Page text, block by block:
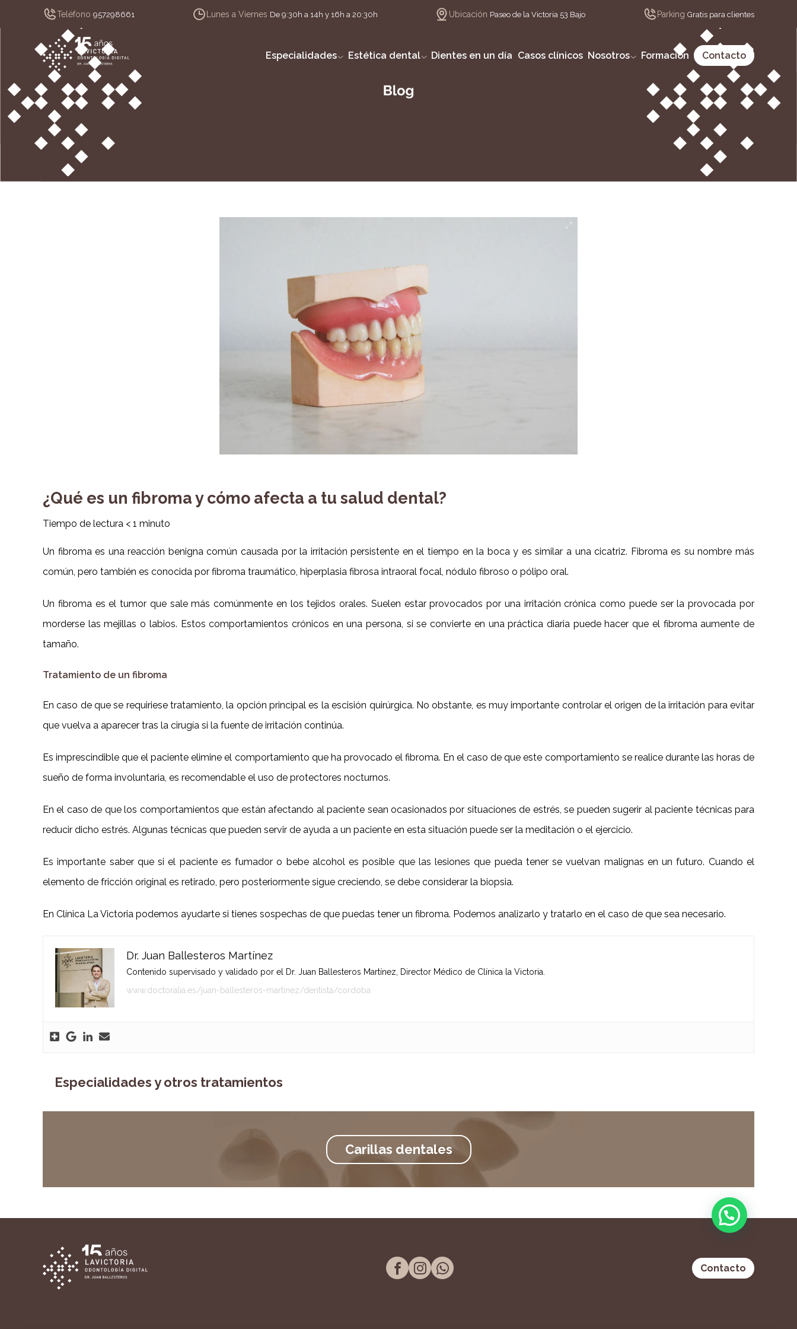
Teléfono 957298661 Lunes a Viernes De 9:30h a 14h y 16h a 20:30h Ubicación Paseo de la Victoria 53 Bajo Parking Gratis para clientes
Especialidades Estética dental Dientes en un día Casos clínicos Nosotros Formación Contacto
¿Qué es un fibroma y cómo afecta a tu salud dental?
Tiempo de lectura < 1 minuto
Un fibroma es una reacción benigna común causada por la irritación persistente en el tiempo en la boca y es similar a una cicatriz. Fibroma es su nombre más
común, pero también es conocida por fibroma traumático, hiperplasia fibrosa intraoral focal, nódulo fibroso o pólipo oral.
Un fibroma es el tumor que sale más comúnmente en los tejidos orales. Suelen estar provocados por una irritación crónica como puede ser la provocada por
morderse las mejillas o labios. Estos comportamientos crónicos en una persona, si se convierte en una práctica diaria puede hacer que el fibroma aumente de
tamaño.
Tratamiento de un fibroma
En caso de que se requiriese tratamiento, la opción principal es la escisión quirúrgica. No obstante, es muy importante controlar el origen de la irritación para evitar
que vuelva a aparecer tras la cirugía si la fuente de irritación continúa.
Es imprescindible que el paciente elimine el comportamiento que ha provocado el fibroma. En el caso de que este comportamiento se realice durante las horas de
sueño de forma involuntaria, es recomendable el uso de protectores nocturnos.
En el caso de que los comportamientos que están afectando al paciente sean ocasionados por situaciones de estrés, se pueden sugerir al paciente técnicas para
reducir dicho estrés. Algunas técnicas que pueden servir de ayuda a un paciente en esta situación puede ser la meditación o el ejercicio.
Es importante saber que si el paciente es fumador o bebe alcohol es posible que las lesiones que pueda tener se vuelvan malignas en un futuro. Cuando el
elemento de fricción original es retirado, pero posteriormente sigue creciendo, se debe considerar la biopsia.
En Clínica La Victoria podemos ayudarte si tienes sospechas de que puedas tener un fibroma. Podemos analizarlo y tratarlo en el caso de que sea necesario.
Dr. Juan Ballesteros Martínez
Contenido supervisado y validado por el Dr. Juan Ballesteros Martínez, Director Médico de Clínica la Victoria.
www.doctoralia.es/juan-ballesteros-martinez/dentista/cordoba
Especialidades y otros tratamientos
Carillas dentales
Contacto